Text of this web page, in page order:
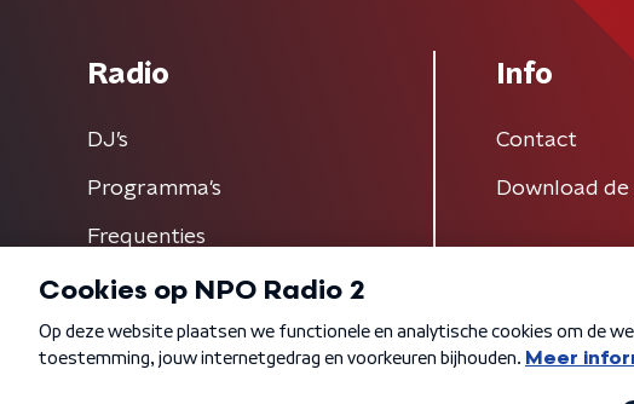
Radio
DJ’s
Programma's
Frequenties
Info
Contact
Download de
Algemene voorwaarden Privacybeleid